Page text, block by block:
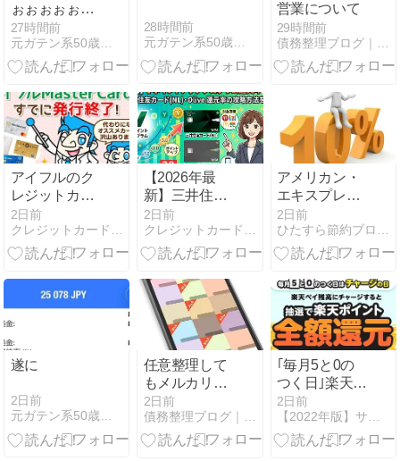
ぉぉぉぉぉぉ
ぉ
27時間前
28時間前
元ガテン系50歳オジサンがFXの借金完済するブログ
営業について
29時間前
アイフルのク
レジットカー
ドは発行終
了！即日発行
できるカード
2日前
【2026年最
新】三井住友
カード
（NL）・
Olive（オリー
イントアップ
プログラム」
還元率の攻略
方法を解説
2日前
アメリカン・
エキスプレ
ス・カードで
最大10%キャ
ッシュバッ
店舗の対象店
舗で。～8/31
2日前
遂に
2日前
元ガテン系50歳オジサンがFXの借金完済するブログ
任意整理して
もメルカリア
カウントは停
止しない
2日前
債務整理ブログ｜クレジットカード・ローン返済で悩んでいる方へ
｢毎月5と0の
つく日｣楽天ペ
イにチャージ
すると抽選で
全額ポイント
2日前
【2022年版】サルでも分かるおすすめクレジットカード